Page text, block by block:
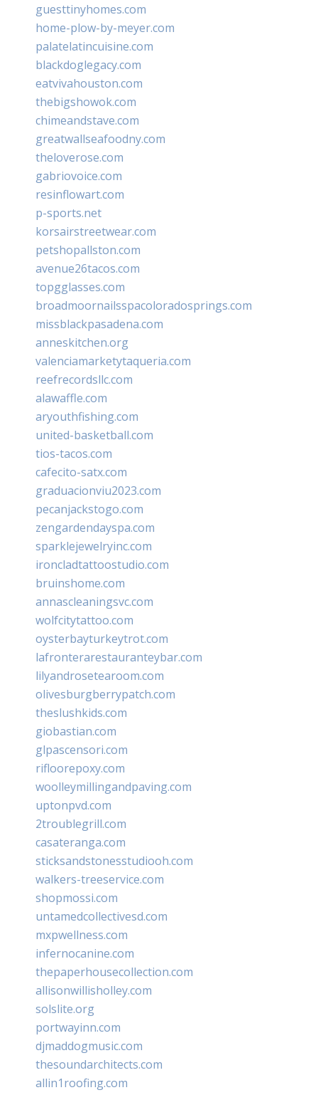
guesttinyhomes.com
home-plow-by-meyer.com
palatelatincuisine.com
blackdoglegacy.com
eatvivahouston.com
thebigshowok.com
chimeandstave.com
greatwallseafoodny.com
theloverose.com
gabriovoice.com
resinflowart.com
p-sports.net
korsairstreetwear.com
petshopallston.com
avenue26tacos.com
topgglasses.com
broadmoornailsspacoloradosprings.com
missblackpasadena.com
anneskitchen.org
valenciamarketytaqueria.com
reefrecordsllc.com
alawaffle.com
aryouthfishing.com
united-basketball.com
tios-tacos.com
cafecito-satx.com
graduacionviu2023.com
pecanjackstogo.com
zengardendayspa.com
sparklejewelryinc.com
ironcladtattoostudio.com
bruinshome.com
annascleaningsvc.com
wolfcitytattoo.com
oysterbayturkeytrot.com
lafronterarestauranteybar.com
lilyandrosetearoom.com
olivesburgberrypatch.com
theslushkids.com
giobastian.com
glpascensori.com
rifloorepoxy.com
woolleymillingandpaving.com
uptonpvd.com
2troublegrill.com
casateranga.com
sticksandstonesstudiooh.com
walkers-treeservice.com
shopmossi.com
untamedcollectivesd.com
mxpwellness.com
infernocanine.com
thepaperhousecollection.com
allisonwillisholley.com
solslite.org
portwayinn.com
djmaddogmusic.com
thesoundarchitects.com
allin1roofing.com